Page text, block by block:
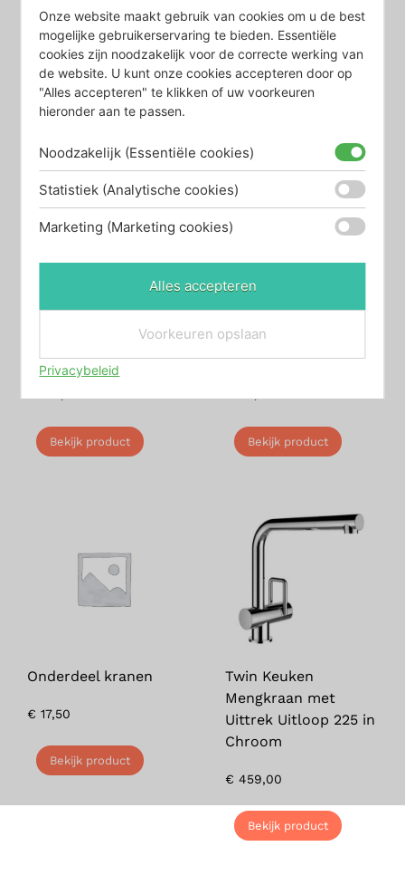
Bekijk product
134,00
Bekijk product
Arwa – Twin
Binnenwerk UNO
(voor 2006)
Bekijk product
Onderdeel Kraan
Arwa – Verlenghuls
voor dikkere
werkbladen
Bekijk product
Onderdeel kranen
€ 17,50
Bekijk product
Twin Keuken
Mengkraan met
Uittrek Uitloop 225 in
Chroom
€ 459,00
Bekijk product
Onze website maakt gebruik van cookies om u de best
mogelijke gebruikerservaring te bieden. Essentiële
cookies zijn noodzakelijk voor de correcte werking van
de website. U kunt onze cookies accepteren door op
"Alles accepteren" te klikken of uw voorkeuren
hieronder aan te passen.
Noodzakelijk (Essentiële cookies)
Statistiek (Analytische cookies)
Marketing (Marketing cookies)
Alles accepteren
Voorkeuren opslaan
Privacybeleid